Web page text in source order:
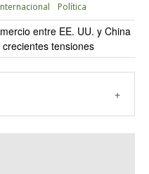
Política
entre EE. UU. y China
tensiones